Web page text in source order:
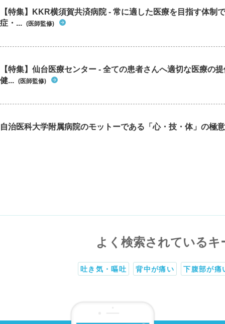
【特集】KKR横須賀共済病院 - 常に適した医療を目指す体制
症・... (医師監修)
【特集】仙台医療センター - 全ての患者さんへ適切な医療の
健... (医師監修)
自治医科大学附属病院のモットーである「心・技・体」の極意
よく検索されているキ
吐き気・嘔吐 背中が痛い 下腹部が痛